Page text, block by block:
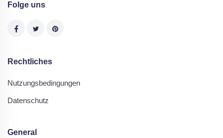
Folge uns
Rechtliches
Nutzungsbedingungen
Datenschutz
General